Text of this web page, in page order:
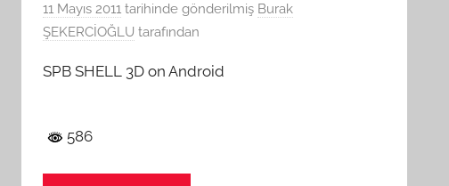
11 Mayıs 2011 tarihinde gönderilmiş Burak
ŞEKERCİOĞLU tarafından
SPB SHELL 3D on Android
586